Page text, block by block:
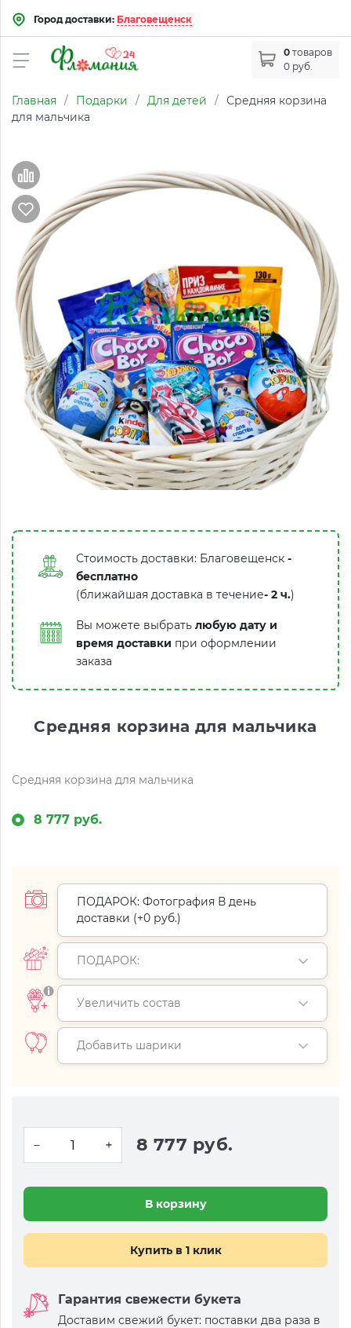
Город доставки: Благовещенск
0 товаров
0 руб.
Главная / Подарки / Для детей / Средняя корзина
для мальчика
Стоимость доставки: Благовещенск -
бесплатно
(ближайшая доставка в течение- 2 ч.)
Вы можете выбрать любую дату и
время доставки при оформлении
заказа
Средняя корзина для мальчика
Средняя корзина для мальчика
8 777 руб.
ПОДАРОК: Фотография В день
доставки (+0 руб.)
ПОДАРОК:
Увеличить состав
Добавить шарики
8 777 руб.
В корзину
Купить в 1 клик
Гарантия свежести букета
Доставим свежий букет: поставки два раза в